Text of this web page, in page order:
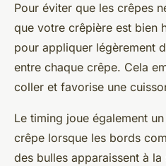
Pour éviter que les crêpes
que votre crêpière est bien
pour appliquer légèrement
entre chaque crêpe. Cela
coller et favorise une
Le timing joue également
crêpe lorsque les bords
des bulles apparaissent à